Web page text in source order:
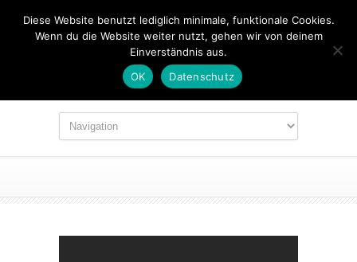
Diese Website benutzt lediglich minimale, funktionale Cookies.
Wenn du die Website weiter nutzt, gehen wir von deinem
Einverständnis aus.
OK
Datenschutz